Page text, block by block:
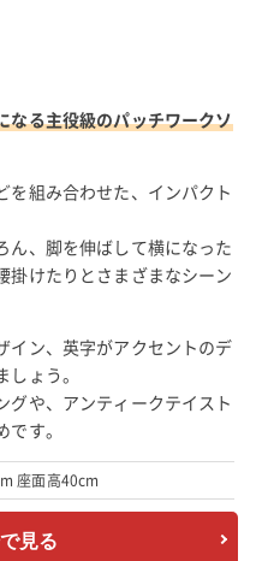
なる主役級のパッチワークソ
を組み合わせた、インパクト
ん、脚を伸ばして横になった
掛けたりとさまざまなシーン
イン、英字がアクセントのデ
ょう。
グや、アンティークテイスト
す。
座面高40cm
見る